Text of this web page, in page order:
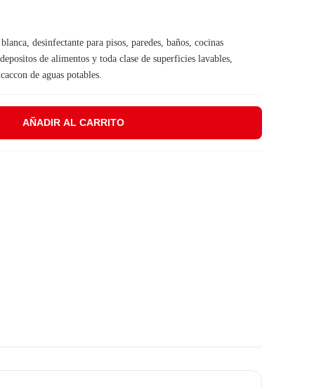
desinfectante para pisos, paredes, baños, cocinas
de alimentos y toda clase de superficies lavables,
de aguas potables.
Galón cantidad
AÑADIR AL CARRITO